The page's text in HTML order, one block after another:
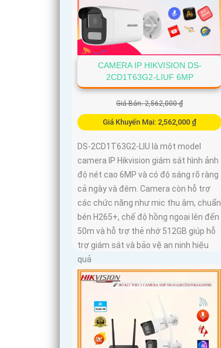
CAMERA IP HIKVISION DS-
2CD1T63G2-LIUF 6MP
Giá Bán: 2,562,000 ₫
Giá Khuyến Mại: 2,562,000 ₫
DS-2CD1T63G2-LIU là một model
camera IP Hikvision giám sát hình ảnh
độ nét cao 6MP và có độ sáng rõ ràng
cả ngày và đêm. Camera còn hỗ trợ
các chức năng như mic thu âm, chuẩn
bén H265+, chế độ hồng ngoại lên đến
50m và hỗ trợ thẻ nhớ 512GB giúp hỗ
trợ giám sát và bảo vệ an ninh hiệu
quả